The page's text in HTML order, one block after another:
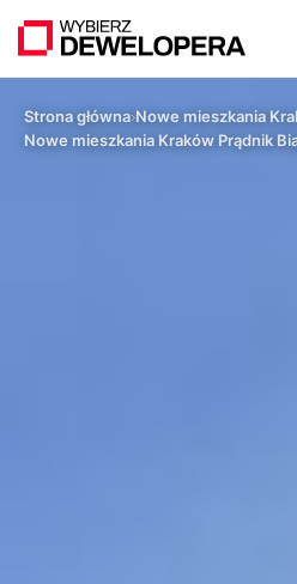
Strona główna›Nowe mieszkania
Nowe mieszkania Kraków Prądnik